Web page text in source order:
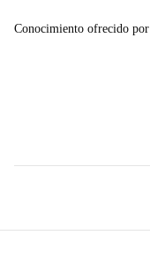
Conocimiento ofrecido por